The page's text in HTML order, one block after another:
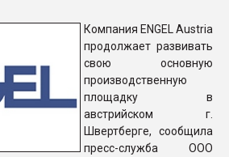
28.07.2026
ситуацией на
ПЕРЕЙТИ НА
Компания ENGEL Austria
продолжает развивать
свою основную
производственную
площадку в
австрийском г.
Швертберге, сообщила
пресс-служба ООО